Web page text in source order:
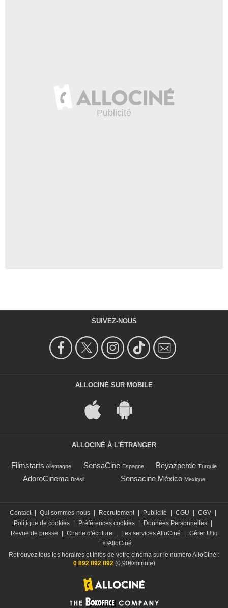
SUIVEZ-NOUS
ALLOCINÉ SUR MOBILE
ALLOCINÉ À L'ÉTRANGER
Filmstarts Allemagne SensaCine Espagne Beyazperde Turquie
AdoroCinema Brésil Sensacine México Mexique
Contact | Qui sommes-nous | Recrutement | Publicité | CGU | CGV |
Politique de cookies | Préférences cookies | Données Personnelles |
Revue de presse
| Charte d'écriture | Les services AlloCiné | Gérer Utiq
| ©AlloCiné
Retrouvez tous les horaires et infos de votre cinéma sur le numéro AlloCiné :
0 892 892 892(0,90€/minute)